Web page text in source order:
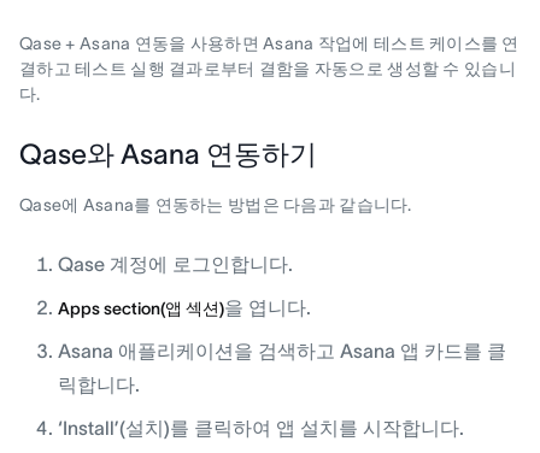
Qase + Asana 연동을 사용하면 Asana 작업에 테스트 케이스를 연
결하고 테스트 실행 결과로부터 결함을 자동으로 생성할 수 있습니
다.
Qase와 Asana 연동하기
Qase에 Asana를 연동하는 방법은 다음과 같습니다.
Qase 계정에 로그인합니다.
Apps section(앱 섹션)을 엽니다.
Asana 애플리케이션을 검색하고 Asana 앱 카드를 클
릭합니다.
‘Install’(설치)를 클릭하여 앱 설치를 시작합니다.